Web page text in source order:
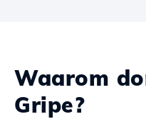
Waarom
Gripe?